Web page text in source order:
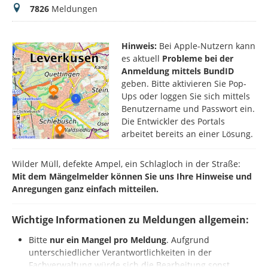
Meldungen
7826 Meldungen
Hinweis: Bei Apple-Nutzern kann
es aktuell Probleme bei der
Anmeldung mittels BundID
geben. Bitte aktivieren Sie Pop-
Ups oder loggen Sie sich mittels
Benutzername und Passwort ein.
Die Entwickler des Portals
arbeitet bereits an einer Lösung.
Wilder Müll, defekte Ampel, ein Schlagloch in der Straße:
Mit dem Mängelmelder können Sie uns Ihre Hinweise und
Anregungen ganz einfach mitteilen.
Wichtige Informationen zu Meldungen allgemein:
Bitte nur ein Mangel pro Meldung. Aufgrund
unterschiedlicher Verantwortlichkeiten in der